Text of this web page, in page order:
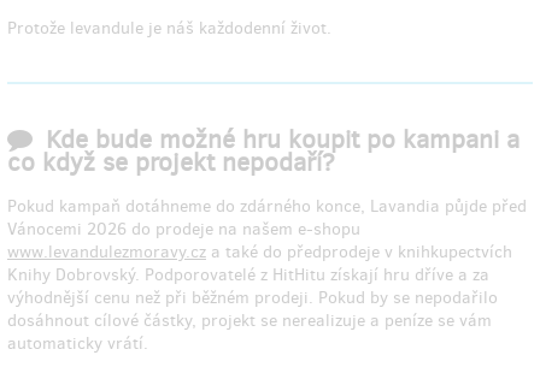
Protože levandule je náš každodenní život.
Kde bude možné hru koupit po kampani a
co když se projekt nepodaří?
Pokud kampaň dotáhneme do zdárného konce, Lavandia půjde před
Vánocemi 2026 do prodeje na našem e-shopu
www.levandulezmoravy.cz a také do předprodeje v knihkupectvích
Knihy Dobrovský. Podporovatelé z HitHitu získají hru dříve a za
výhodnější cenu než při běžném prodeji. Pokud by se nepodařilo
dosáhnout cílové částky, projekt se nerealizuje a peníze se vám
automaticky vrátí.